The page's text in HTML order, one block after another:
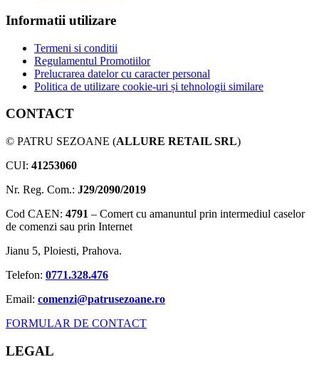
Informatii utilizare
Termeni si conditii
Regulamentul Promotiilor
Prelucrarea datelor cu caracter personal
Politica de utilizare cookie-uri și tehnologii similare
CONTACT
© PATRU SEZOANE (ALLURE RETAIL SRL)
CUI: 41253060
Nr. Reg. Com.: J29/2090/2019
Cod CAEN: 4791 – Comert cu amanuntul prin intermediul caselor
de comenzi sau prin Internet
Jianu 5, Ploiesti, Prahova.
Telefon: 0771.328.476
Email: comenzi@patrusezoane.ro
FORMULAR DE CONTACT
LEGAL